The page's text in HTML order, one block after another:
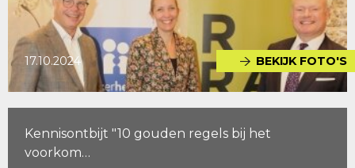
17.10.2024 BEKIJK FOTO'S
Kennisontbijt "10 gouden regels bij het
voorkom…